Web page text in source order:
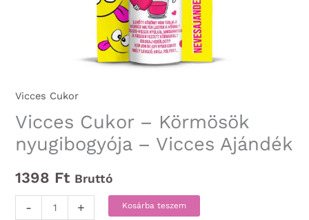
Vicces Cukor
Vicces Cukor – Körmösök
nyugibogyója – Vicces Ajándék
1398 Ft Bruttó
- + Kosárba teszem